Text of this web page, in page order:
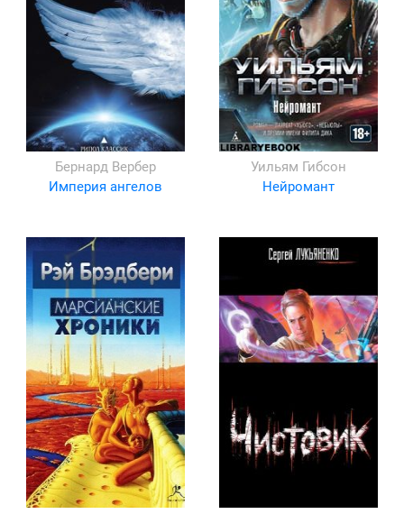
Бернард Вербер
Империя ангелов
Уильям Гибсон
Нейромант